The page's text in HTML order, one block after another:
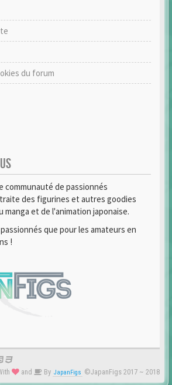
du forum
communauté de passionnés
des figurines et autres goodies
manga et de l'animation japonaise.
que pour les amateurs en
!
and By JapanFigs ©JapanFigs 2017 ~ 2018